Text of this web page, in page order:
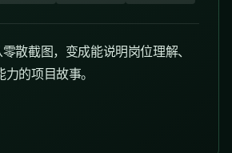
散截图，变成能说明岗位理解、
的项目故事。